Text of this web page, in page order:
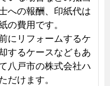
への報酬、印紙代は
の費用です。
にリフォームするケ
するケースなどもあ
八戸市の株式会社ハ
だけます。